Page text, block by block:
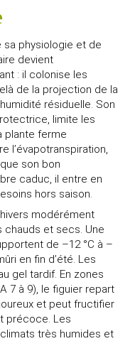
sa physiologie et de
devient
: il colonise les
de la projection de la
résiduelle. Son
limite les
plante ferme
l’évapotranspiration,
son bon
caduc, il entre en
hors saison.
modérément
et secs. Une
de –12 °C à –
en fin d’été. Les
gel tardif. En zones
7 à 9), le figuier repart
et peut fructifier
précoce. Les
très humides et